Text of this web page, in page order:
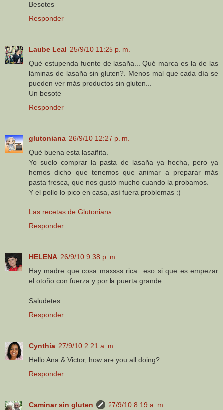
Besotes
Responder
Laube Leal 25/9/10 11:25 p. m.
Qué estupenda fuente de lasaña... Qué marca es la de las
láminas de lasaña sin gluten?. Menos mal que cada día se
pueden ver más productos sin gluten...
Un besote
Responder
glutoniana 26/9/10 12:27 p. m.
Qué buena esta lasañita.
Yo suelo comprar la pasta de lasaña ya hecha, pero ya
hemos dicho que tenemos que animar a preparar más
pasta fresca, que nos gustó mucho cuando la probamos.
Y el pollo lo pico en casa, así fuera problemas :)
Las recetas de Glutoniana
Responder
HELENA 26/9/10 9:38 p. m.
Hay madre que cosa massss rica...eso si que es empezar
el otoño con fuerza y por la puerta grande...
Saludetes
Responder
Cynthia 27/9/10 2:21 a. m.
Hello Ana & Victor, how are you all doing?
Responder
Caminar sin gluten 27/9/10 8:19 a. m.